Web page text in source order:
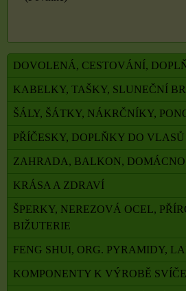
DOVOLENÁ, CESTOVÁNÍ,
KABELKY, TAŠKY, SLUNEČNÍ
ŠÁLY, ŠÁTKY, NÁKRČNÍKY,
PŘÍČESKY, DOPLŇKY DO VLASŮ
ZAHRADA, BALKON,
KRÁSA A ZDRAVÍ
ŠPERKY, NEREZOVÁ OCEL,
BIŽUTERIE
FENG SHUI, ORG. PYRAMIDY,
KOMPONENTY K VÝROBĚ